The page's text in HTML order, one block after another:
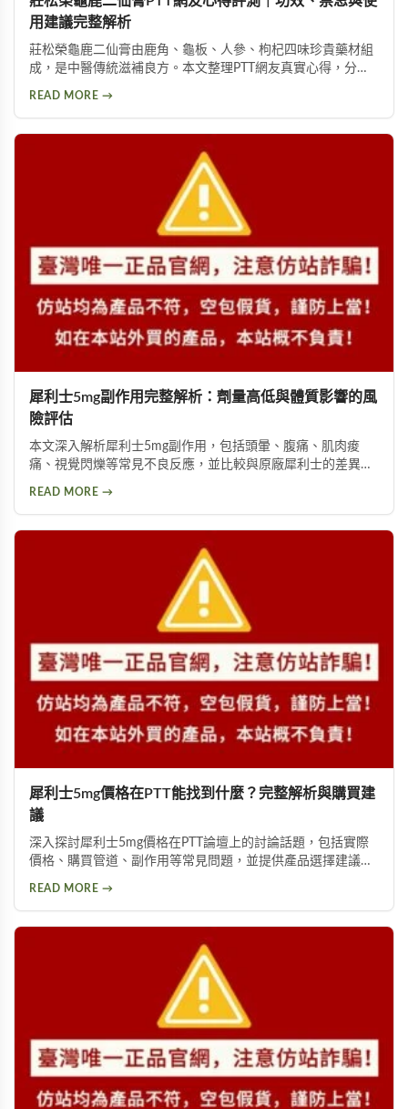
用建議完整解析
莊松榮龜鹿二仙膏由鹿角、龜板、人參、枸杞四味珍貴藥材組
成，是中醫傳統滋補良方。本文整理PTT網友真實心得，分析
READ MORE →
犀利士5mg副作用完整解析：劑量高低與體質影響的風
險評估
本文深入解析犀利士5mg副作用，包括頭暈、腹痛、肌肉痠
痛、視覺閃爍等常見不良反應，並比較與原廠犀利士的差異。
READ MORE →
犀利士5mg價格在PTT能找到什麼？完整解析與購買建
議
深入探討犀利士5mg價格在PTT論壇上的討論話題，包括實際
價格、購買管道、副作用等常見問題，並提供產品選擇建議，
READ MORE →